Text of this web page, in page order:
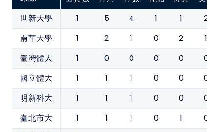
世新大學
1 5 4 1 1 2
南華大學 1 2 1 0 2 1
臺灣體大 1 0 0 0 0 0
國立體大 1 1 1 0 0 0
明新科大 1 1 1 0 0 0
臺北市大 1 1 1 0 1 0